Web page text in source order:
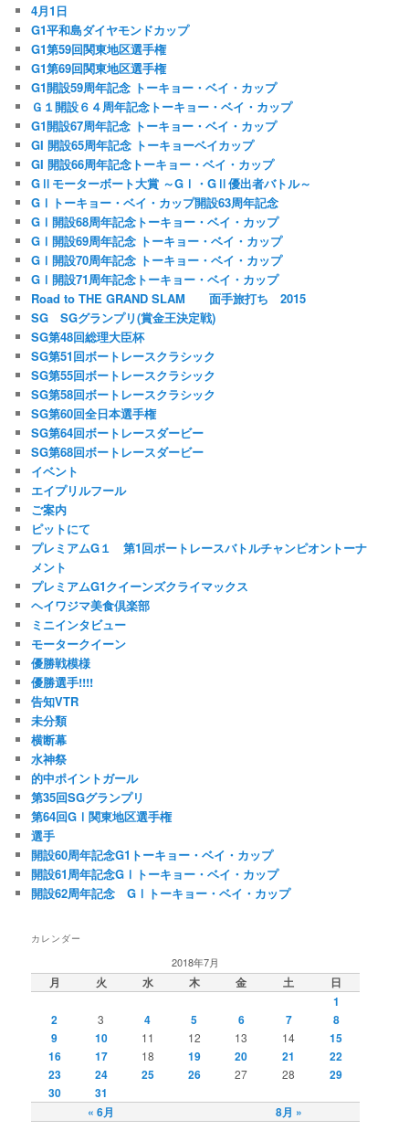
4月1日
G1平和島ダイヤモンドカップ
G1第59回関東地区選手権
G1第69回関東地区選手権
G1開設59周年記念 トーキョー・ベイ・カップ
Ｇ１開設６４周年記念トーキョー・ベイ・カップ
G1開設67周年記念 トーキョー・ベイ・カップ
GI 開設65周年記念 トーキョーベイカップ
GI 開設66周年記念トーキョー・ベイ・カップ
GⅡモーターボート大賞 ～GⅠ・GⅡ優出者バトル～
GⅠトーキョー・ベイ・カップ開設63周年記念
GⅠ開設68周年記念トーキョー・ベイ・カップ
GⅠ開設69周年記念 トーキョー・ベイ・カップ
GⅠ開設70周年記念 トーキョー・ベイ・カップ
GⅠ開設71周年記念トーキョー・ベイ・カップ
Road to THE GRAND SLAM 面手旅打ち 2015
SG SGグランプリ(賞金王決定戦)
SG第48回総理大臣杯
SG第51回ボートレースクラシック
SG第55回ボートレースクラシック
SG第58回ボートレースクラシック
SG第60回全日本選手権
SG第64回ボートレースダービー
SG第68回ボートレースダービー
イベント
エイプリルフール
ご案内
ピットにて
プレミアムG１ 第1回ボートレースバトルチャンピオントーナ
メント
プレミアムG1クイーンズクライマックス
ヘイワジマ美食倶楽部
ミニインタビュー
モータークイーン
優勝戦模様
優勝選手!!!!
告知VTR
未分類
横断幕
水神祭
的中ポイントガール
第35回SGグランプリ
第64回GⅠ関東地区選手権
選手
開設60周年記念G1トーキョー・ベイ・カップ
開設61周年記念GⅠトーキョー・ベイ・カップ
開設62周年記念 GⅠトーキョー・ベイ・カップ
カレンダー
2018年7月
月 火 水 木 金 土 日
« 6月 8月 »
1
2
3 4 5 6 7
8
9
10 11 12 13 14
15
16
17 18 19 20 21
22
23
24 25 26 27 28
29
30
31